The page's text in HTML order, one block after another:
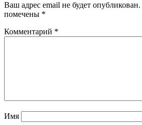
Ваш адрес email не будет опубликован.
помечены *
Комментарий *
Имя